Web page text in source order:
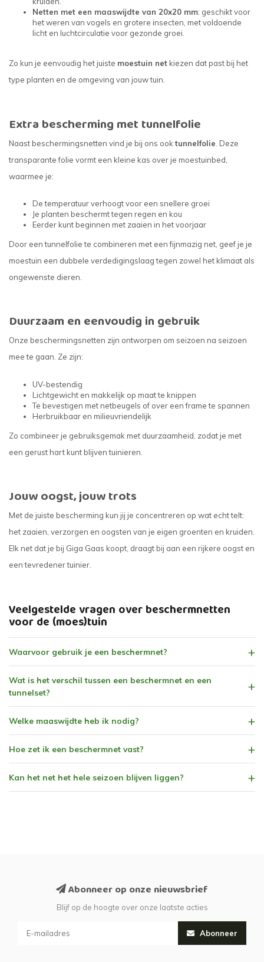
Netten met een maaswijdte van 20x20 mm: geschikt voor
het weren van vogels en grotere insecten, met voldoende
licht en luchtcirculatie voor gezonde groei.
Zo kun je eenvoudig het juiste moestuin net kiezen dat past bij het
type planten en de omgeving van jouw tuin.
Extra bescherming met tunnelfolie
Naast beschermingsnetten vind je bij ons ooktunnelfolie . Deze
transparante folie vormt een kleine kas over je moestuinbed,
waarmee je:
De temperatuur verhoogt voor een snellere groei
Je planten beschermt tegen regen en kou
Eerder kunt beginnen met zaaien in het voorjaar
Door een tunnelfolie te combineren met een fijnmazig net, geef je je
moestuin een dubbele verdedigingslaag tegen zowel het klimaat als
ongewenste dieren.
Duurzaam en eenvoudig in gebruik
Onze beschermingsnetten zijn ontworpen om seizoen na seizoen
mee te gaan. Ze zijn:
UV-bestendig
Lichtgewicht en makkelijk op maat te knippen
Te bevestigen met netbeugels of over een frame te spannen
Herbruikbaar en milieuvriendelijk
Zo combineer je gebruiksgemak met duurzaamheid, zodat je met
een gerust hart kunt blijven tuinieren.
Jouw oogst, jouw trots
Met de juiste bescherming kun jij je concentreren op wat echt telt:
het zaaien, verzorgen en oogsten van je eigen groenten en kruiden.
Elk net dat je bij Giga Gaas koopt, draagt bij aan een rijkere oogst en
een tevredener tuinier.
Veelgestelde vragen over beschermnetten
voor de (moes)tuin
Waarvoor gebruik je een beschermnet?
Wat is het verschil tussen een beschermnet en een
tunnelset?
Welke maaswijdte heb ik nodig?
Hoe zet ik een beschermnet vast?
Kan het net het hele seizoen blijven liggen?
Abonneer op onze nieuwsbrief
Blijf op de hoogte over onze laatste acties
Abonneer